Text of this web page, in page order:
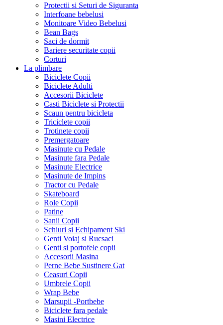
Protectii si Seturi de Siguranta
Interfoane bebelusi
Monitoare Video Bebelusi
Bean Bags
Saci de dormit
Bariere securitate copii
Corturi
La plimbare
Biciclete Copii
Biciclete Adulti
Accesorii Biciclete
Casti Biciclete si Protectii
Scaun pentru bicicleta
Triciclete copii
Trotinete copii
Premergatoare
Masinute cu Pedale
Masinute fara Pedale
Masinute Electrice
Masinute de Impins
Tractor cu Pedale
Skateboard
Role Copii
Patine
Sanii Copii
Schiuri si Echipament Ski
Genti Voiaj si Rucsaci
Genti si portofele copii
Accesorii Masina
Perne Bebe Sustinere Gat
Ceasuri Copii
Umbrele Copii
Wrap Bebe
Marsupii -Portbebe
Biciclete fara pedale
Masini Electrice